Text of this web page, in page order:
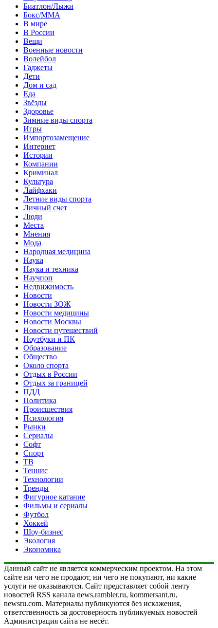
Биатлон/Лыжи
Бокс/MMA
В мире
В России
Вещи
Военные новости
Волейбол
Гаджеты
Дети
Дом и сад
Еда
Звёзды
Здоровье
Зимние виды спорта
Игры
Импортозамещение
Интернет
Истории
Компании
Криминал
Культура
Лайфхаки
Летние виды спорта
Личный счет
Люди
Места
Мнения
Мода
Народная медицина
Наука
Наука и техника
Научпоп
Недвижимость
Новости
Новости ЗОЖ
Новости медицины
Новости Москвы
Новости путешествий
Ноутбуки и ПК
Образование
Общество
Около спорта
Отдых в России
Отдых за границей
ПДД
Политика
Происшествия
Психология
Рынки
Сериалы
Софт
Спорт
ТВ
Теннис
Технологии
Тренды
Фигурное катание
Фильмы и сериалы
Футбол
Хоккей
Шоу-бизнес
Экология
Экономика
Данный сайт не является коммерческим проектом. На этом
сайте ни чего не продают, ни чего не покупают, ни какие
услуги не оказываются. Сайт представляет собой ленту
новостей RSS канала news.rambler.ru, kommersant.ru,
newsru.com. Материалы публикуются без искажения,
ответственность за достоверность публикуемых новостей
Администрация сайта не несёт.